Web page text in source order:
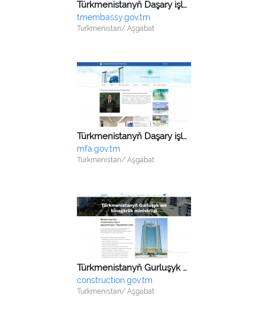
Türkmenistanyň Daşary işler ministrligi
tmembassy.gov.tm
Turkmenistan/ Aşgabat
Türkmenistanyň Daşary işler ministrligi
mfa.gov.tm
Turkmenistan/ Aşgabat
Türkmenistanyň Gurluşyk we binagärlik ministrligi
construction.gov.tm
Turkmenistan/ Aşgabat